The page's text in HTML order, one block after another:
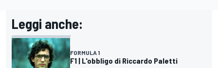
Leggi anche:
FORMULA 1
F1 | L'obbligo di Riccardo Paletti